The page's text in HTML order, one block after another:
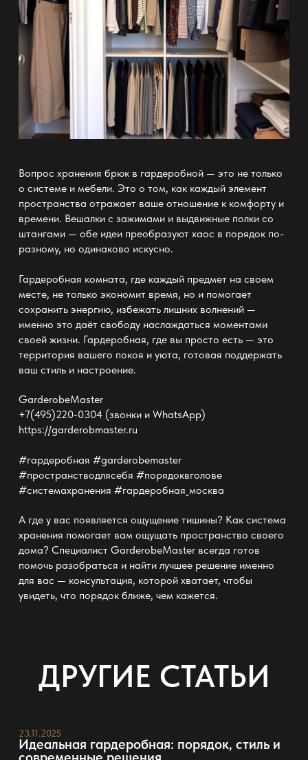
Вопрос хранения брюк в гардеробной — это не только
о системе и мебели. Это о том, как каждый элемент
пространства отражает ваше отношение к комфорту и
времени. Вешалки с зажимами и выдвижные полки со
штангами— обе идеи преобразуют хаос в порядок по-
разному, но одинаково искусно.
Гардеробная комната, где каждый предмет на своем
месте, не только экономит время, но и помогает
сохранить энергию, избежать лишних волнений —
именно это даёт свободу наслаждаться моментами
своей жизни. Гардеробная, где вы просто есть — это
территория вашего покоя и уюта, готовая поддержать
ваш стиль и настроение.
GarderobeMaster
+7(495)220-0304 (звонки и WhatsApp)
https://garderobmaster.ru
#гардеробная #garderobemaster
#пространстводлясебя #порядоквголове
#системахранения #гардеробная_москва
А где у вас появляется ощущение тишины? Каксистема
хранения помогает вам ощущать пространство своего
дома? Специалист GarderobeMasterвсегда готов
помочь разобраться и найти лучшее решение именно
для вас — консультация, которой хватает, чтобы
увидеть, что порядок ближе, чем кажется.
ДРУГИЕ СТАТЬИ
23.11.2025
Идеальная гардеробная: порядок, стиль и